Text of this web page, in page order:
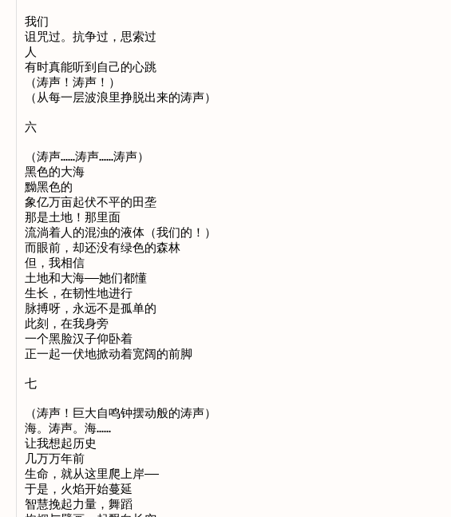
我们
诅咒过。抗争过，思索过
人
有时真能听到自己的心跳
（涛声！涛声！）
（从每一层波浪里挣脱出来的涛声）
六
（涛声……涛声……涛声）
黑色的大海
黝黑色的
象亿万亩起伏不平的田垄
那是土地！那里面
流淌着人的混浊的液体（我们的！）
而眼前，却还没有绿色的森林
但，我相信
土地和大海——她们都懂
生长，在韧性地进行
脉搏呀，永远不是孤单的
此刻，在我身旁
一个黑脸汉子仰卧着
正一起一伏地掀动着宽阔的前脚
七
（涛声！巨大自鸣钟摆动般的涛声）
海。涛声。海……
让我想起历史
几万万年前
生命，就从这里爬上岸——
于是，火焰开始蔓延
智慧挽起力量，舞蹈